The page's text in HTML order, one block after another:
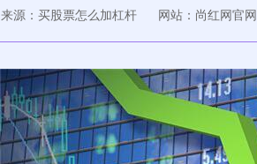
来源：买股票怎么加杠杆 网站：尚红网官网